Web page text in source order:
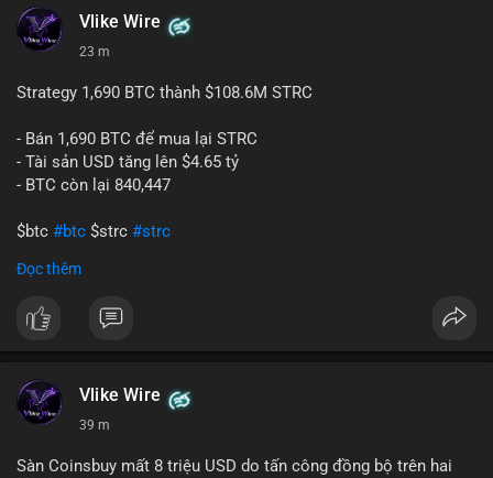
#vlikevn #titanbot
Vlike Wire
23 m
Strategy 1,690 BTC thành $108.6M STRC
- Bán 1,690 BTC để mua lại STRC
- Tài sản USD tăng lên $4.65 tỷ
- BTC còn lại 840,447
$btc #btc $strc #strc
#vlikevn
📰 Nguồn: Cointelegraph
Đọc thêm
Vlike Wire
39 m
Sàn Coinsbuy mất 8 triệu USD do tấn công đồng bộ trên hai